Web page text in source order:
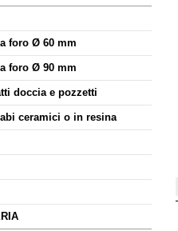
foro Ø 60 mm
foro Ø 90 mm
doccia e pozzetti
ceramici o in resina